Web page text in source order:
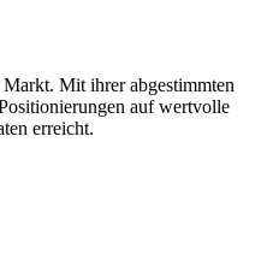
Mit ihrer abgestimmten
auf wertvolle
erreicht.